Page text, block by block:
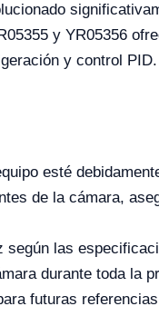
y YR05356
y control PID.
esté
de la cámara,
las
durante toda la
futuras